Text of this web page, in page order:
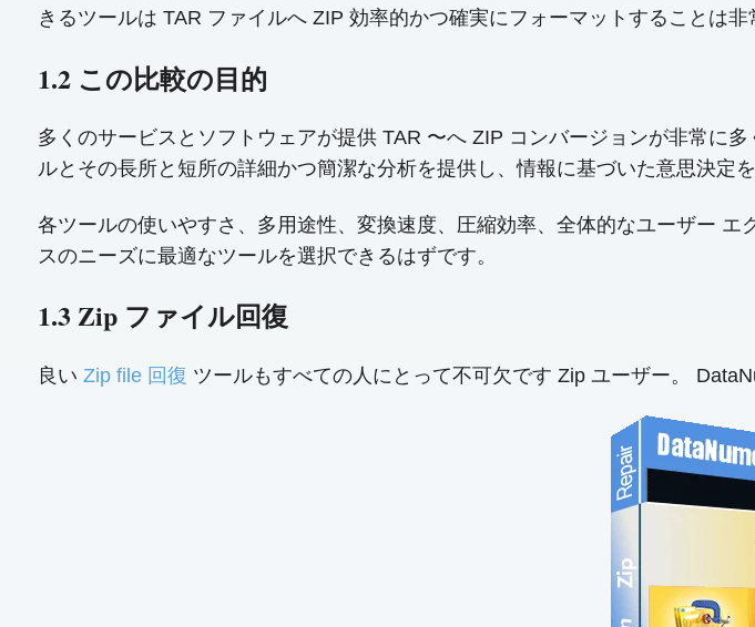
きるツールは TAR ファイルへ ZIP 効率的かつ確実にフォーマットすることは非
1.2 この比較の目的
多くのサービスとソフトウェアが提供 TAR 〜へ ZIP コンバージョンが非常に
ルとその長所と短所の詳細かつ簡潔な分析を提供し、情報に基づいた意思決定を
各ツールの使いやすさ、多用途性、変換速度、圧縮効率、全体的なユーザー
スのニーズに最適なツールを選択できるはずです。
1.3 Zip ファイル回復
良い Zip file 回復 ツールもすべての人にとって不可欠です Zip ユーザー。